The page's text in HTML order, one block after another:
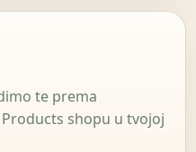
te prema
shopu u tvojoj